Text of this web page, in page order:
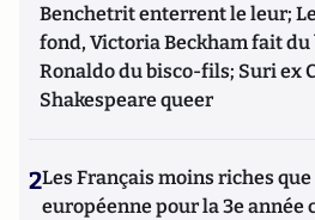
Benchetrit enterrent le leur;
fond, Victoria Beckham fait
Ronaldo du bisco-fils; Suri ex
Shakespeare queer
2Les Français moins riches
européenne pour la 3e année